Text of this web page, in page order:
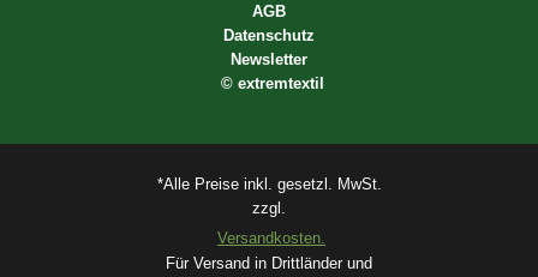
AGB
Datenschutz
Newsletter
© extremtextil
*Alle Preise inkl. gesetzl. MwSt.
zzgl.
Versandkosten.
Für Versand in Drittländer und